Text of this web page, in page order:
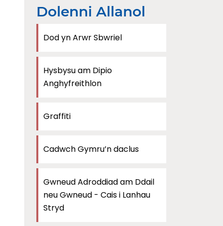
Dolenni Allanol
Dod yn Arwr Sbwriel
Hysbysu am Dipio
Anghyfreithlon
Graffiti
Cadwch Gymru’n daclus
Gwneud Adroddiad am Ddail
neu Gwneud - Cais i Lanhau
Stryd